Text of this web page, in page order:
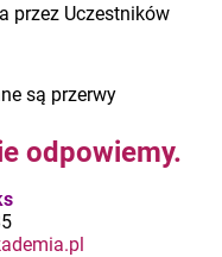
przez Uczestników
są przerwy
odpowiemy.